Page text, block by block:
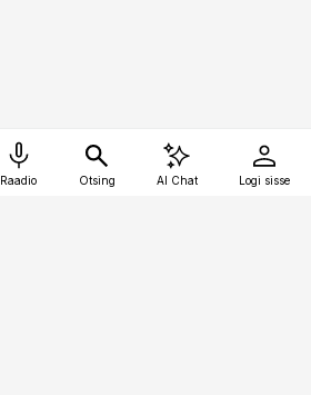
Raadio Otsing AI Chat Logi sisse